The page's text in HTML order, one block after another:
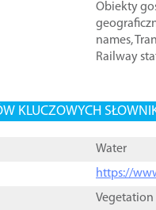
Obiekty
names,
Railway
KLUCZOWYCH
Water
https://
Vegetation